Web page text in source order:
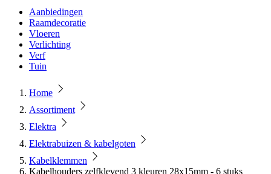
Aanbiedingen
Raamdecoratie
Vloeren
Verlichting
Verf
Tuin
Home
Assortiment
Elektra
Elektrabuizen & kabelgoten
Kabelklemmen
Kabelhouders zelfklevend 3 kleuren 28x15mm - 6 stuks